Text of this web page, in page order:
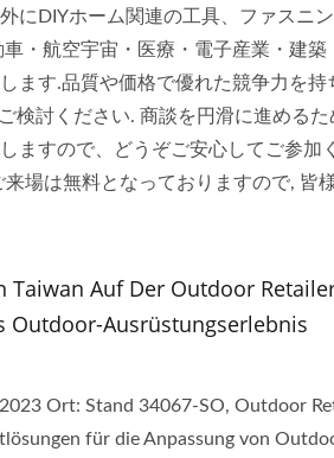
にDIYホーム関連の工具、ファスニ
車・航空宇宙・医療・電子産業・建
ます.品質や価格で優れた競争力を
ますので、どうぞご安心してご参加
場は無料となっておりますので, 皆
Taiwan Auf Der Outdoor
Outdoor-Ausrüstungserlebnis
Ort: Stand 34067-SO, Outdoor
für die Anpassung von